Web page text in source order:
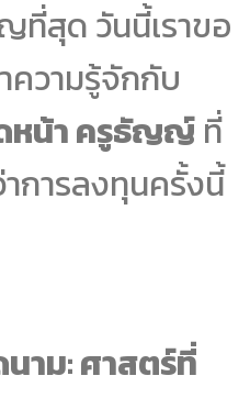
ที่สุด วันนี้เราขอ
วามรู้จักกับ
หน้า ครูธัญญ์ ที่
การลงทุนครั้งนี้
นาม: ศาสตร์ที่